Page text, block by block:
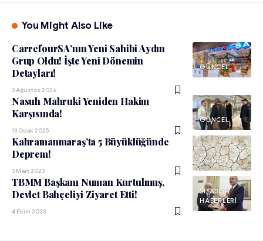
You Might Also Like
GÜNCEL
CarrefourSA’nın Yeni Sahibi Aydın
Grup Oldu! İşte Yeni Dönemin
Detayları!
3 Ağustos 2026
GÜNCEL
Nasuh Mahruki Yeniden Hakim
Karşısında!
13 Ocak 2025
GÜNCEL
Kahramanmaraş’ta 5 Büyüklüğünde
Deprem!
3 Mart 2023
SIYASET
HABERLERI
TBMM Başkanı Numan Kurtulmuş,
Devlet Bahçeliyi Ziyaret Etti!
4 Ekim 2023